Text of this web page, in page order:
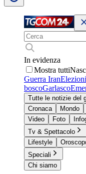
In evidenza
Mostra tutti
Guerra IranElezioni
boscoGarlasco
Tutte le notizie del
Cronaca
Mondo
Video
Foto
Tv & Spettacolo
Lifestyle
Speciali
Chi siamo